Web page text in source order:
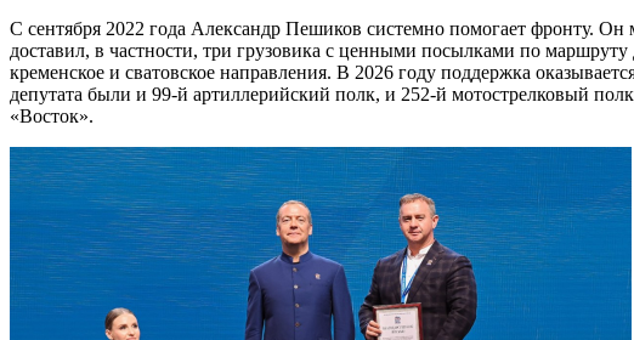
С сентября 2022 года Александр Пешиков системно помогает фронту. Он
доставил, в частности, три грузовика с ценными посылками по
кременское и сватовское направления. В 2026 году поддержка
депутата были и 99-й артиллерийский полк, и 252-й мотострелковый
«Восток».